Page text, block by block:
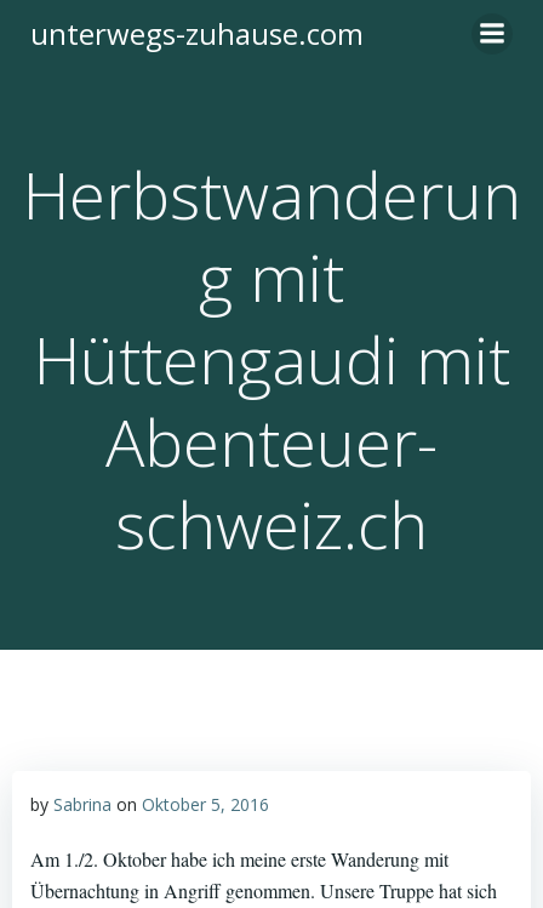
Inhalt
unterwegs-zuhause.com
Herbstwanderun
g mit
Hüttengaudi mit
Abenteuer-
schweiz.ch
by Sabrina on Oktober 5, 2016
Am 1./2. Oktober habe ich meine erste Wanderung mit
Übernachtung in Angriff genommen. Unsere Truppe hat sich